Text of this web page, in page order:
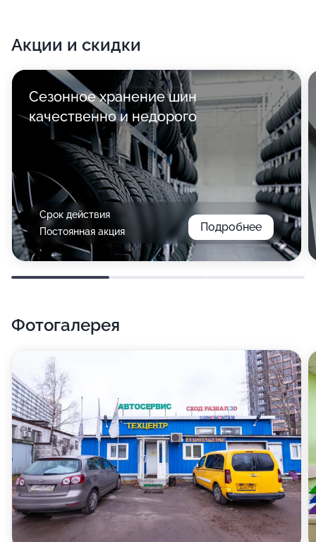
Акции и скидки
Сезонное хранение шин
качественно и недорого
Срок действия
Постоянная акция
Подробнее
Фотогалерея